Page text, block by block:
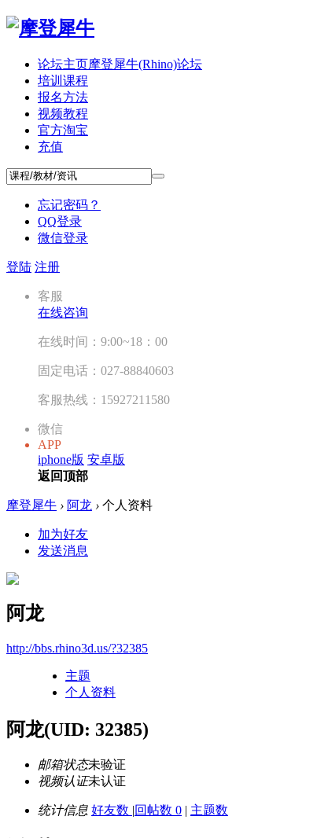
论坛主页摩登犀牛(Rhino)论坛
培训课程
报名方法
视频教程
官方淘宝
充值
忘记密码？
QQ登录
微信登录
登陆 注册
客服
在线咨询
在线时间：9:00~18：00
固定电话：027-88840603
客服热线：15927211580
微信
APP
iphone版 安卓版
返回顶部
摩登犀牛 › 阿龙 › 个人资料
加为好友
发送消息
阿龙
http://bbs.rhino3d.us/?32385
主题
个人资料
阿龙(UID: 32385)
邮箱状态未验证
视频认证未认证
统计信息 好友数 |回帖数 0 | 主题数